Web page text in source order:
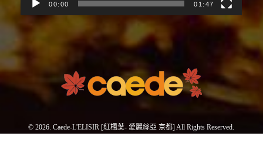
00:00 01:47
© 2026. Caede-L'ELISIR [紅楓葉- 愛麗絲亞 京都] All Rights Reserved.